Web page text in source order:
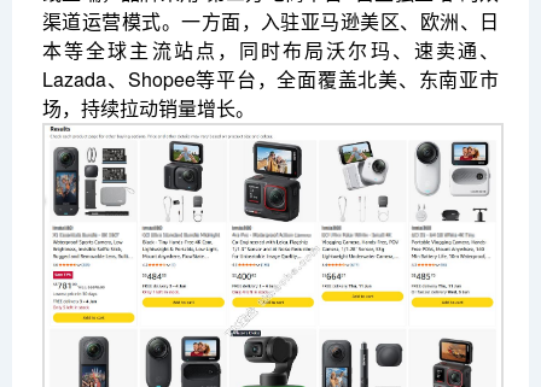
渠道运营模式。一方面，入驻亚马逊美区、欧洲、日
本等全球主流站点，同时布局沃尔玛、速卖通、
Lazada、Shopee等平台，全面覆盖北美、东南亚市
场，持续拉动销量增长。